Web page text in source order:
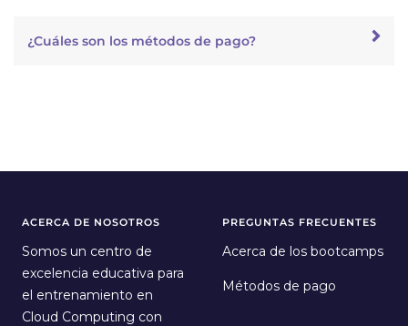
¿Cuáles son los métodos de pago?
ACERCA DE NOSOTROS
Somos un centro de
excelencia educativa para
el entrenamiento en
Cloud Computing con
PREGUNTAS FRECUENTES
Acerca de los bootcamps
Métodos de pago